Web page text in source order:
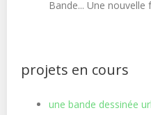
Bande... Une
projets en cours
une bande dessinée